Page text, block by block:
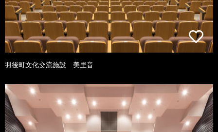
羽後町文化交流施設 美里音